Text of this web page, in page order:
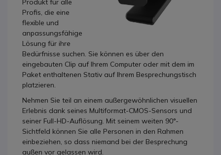
Produkt für alle
Profis, die eine
flexible und
anpassungsfähige
Lösung für ihre
Bedürfnisse suchen. Sie können es über den
eingebauten Clip auf Ihrem Computer oder mit dem im
Paket enthaltenen Stativ auf Ihrem Besprechungstisch
platzieren.
Nehmen Sie teil an einem außergewöhnlichen visuellen
Erlebnis dank seines Multiformat-CMOS-Sensors und
seiner Full-HD-Auflösung. Mit seinem weiten 90°-
Sichtfeld können Sie alle Personen in den Rahmen
einbeziehen, so dass niemand bei der Besprechung
außen vor gelassen wird.